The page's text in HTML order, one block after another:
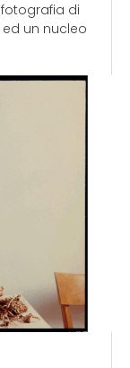
fotografia di
un nucleo